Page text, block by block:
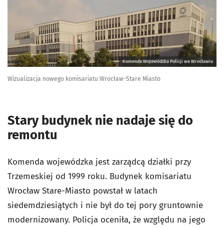
Komenda Wojewódzka Policji we Wrocławiu
Wizualizacja nowego komisariatu Wrocław-Stare Miasto
Stary budynek nie nadaje się do
remontu
Komenda wojewódzka jest zarządcą działki przy
Trzemeskiej od 1999 roku. Budynek komisariatu
Wrocław Stare-Miasto powstał w latach
siedemdziesiątych i nie był do tej pory gruntownie
modernizowany. Policja oceniła, że względu na jego